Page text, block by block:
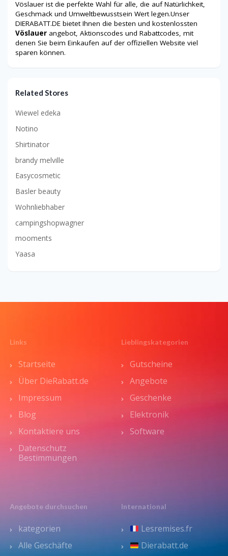
Vöslauer ist die perfekte Wahl für alle, die auf Natürlichkeit,
Geschmack und Umweltbewusstsein Wert legen.Unser
DIERABATT.DE bietet Ihnen die besten und kostenlossten
Vöslauer angebot, Aktionscodes und Rabattcodes, mit
denen Sie beim Einkaufen auf der offiziellen Website viel
sparen können.
Related Stores
Wiewel edeka
Notino
Shirtinator
brandy melville
Easycosmetic
Basler beauty
Wohnliebhaber
campingshopwagner
mooments
Yaasa
Links
Startseite
Über DieRabatt.de
Impressum
Blog
Kontaktiere uns
Datenschutz
Bestimmungen
Lieblingskategorien
Gutscheine
Angebote
Geschenke
Elektronik
Software
Angebote durchsuchen
kategorien
Alle Geschäfte
International
Lesremises.fr
Dierabatt.de